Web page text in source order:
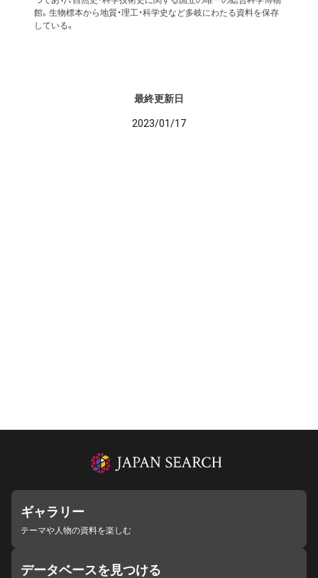
館。生物標本から地質・理工・科学史など多岐にわたる資料を保存
している。
最終更新日
2023/01/17
ギャラリー
テーマや人物の資料を楽しむ
データベースを見つける